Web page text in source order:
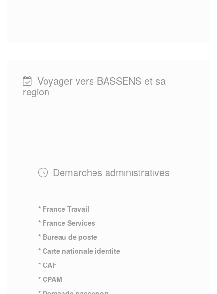
Voyager vers BASSENS et sa
region
Demarches administratives
* France Travail
* France Services
* Bureau de poste
* Carte nationale identite
* CAF
* CPAM